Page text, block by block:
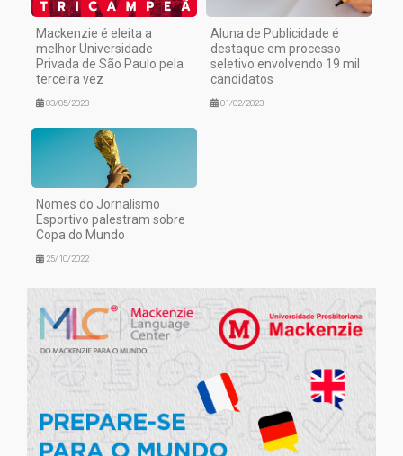
Mackenzie é eleita a
melhor Universidade
Privada de São Paulo pela
terceira vez
03/05/2023
Aluna de Publicidade é
destaque em processo
seletivo envolvendo 19 mil
candidatos
01/02/2023
Nomes do Jornalismo
Esportivo palestram sobre
Copa do Mundo
25/10/2022